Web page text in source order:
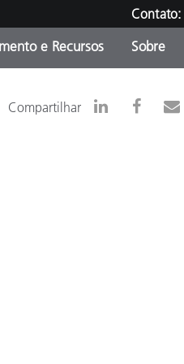
Contato:
e Recursos Sobre
Compartilhar